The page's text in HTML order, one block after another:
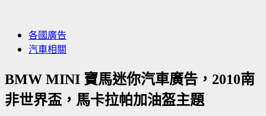
各國廣告
汽車相關
BMW MINI 寶馬迷你汽車廣告，2010南
非世界盃，馬卡拉帕加油盔主題